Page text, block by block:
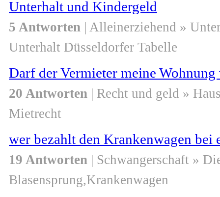
Unterhalt und Kindergeld
5 Antworten | Alleinerziehend »
Unterhalt Düsseldorfer Tabelle
Darf der Vermieter meine
20 Antworten | Recht und geld »
Mietrecht
wer bezahlt den Krankenwagen bei
19 Antworten | Schwangerschaft »
Blasensprung,Krankenwagen